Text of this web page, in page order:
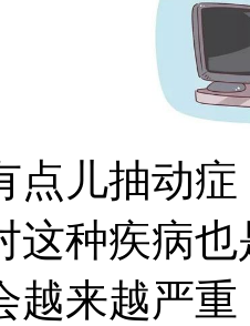
儿抽动症
这种疾病
越来越严